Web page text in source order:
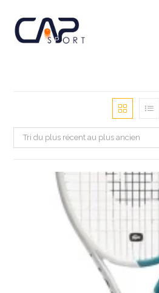
content
Tri du plus récent au plus ancien